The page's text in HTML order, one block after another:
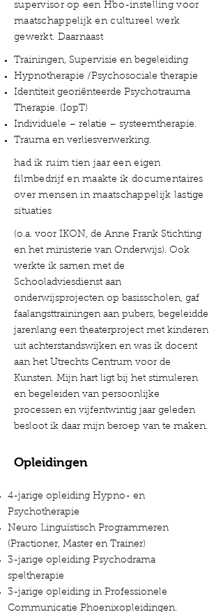
supervisor op een Hbo-instelling voor
maatschappelijk en cultureel werk
gewerkt. Daarnaast
Trainingen, Supervisie en begeleiding
Hypnotherapie /Psychosociale therapie
Identiteit georiënteerde Psychotrauma
Therapie. (IopT)
Individuele – relatie – systeemtherapie.
Trauma en verliesverwerking.
had ik ruim tien jaar een eigen
filmbedrijf en maakte ik documentaires
over mensen in maatschappelijk lastige
situaties
(o.a. voor IKON, de Anne Frank Stichting
en het ministerie van Onderwijs). Ook
werkte ik samen met de
Schooladviesdienst aan
onderwijsprojecten op basisscholen, gaf
faalangsttrainingen aan pubers, begeleidde
jarenlang een theaterproject met kinderen
uit achterstandswijken en was ik docent
aan het Utrechts Centrum voor de
Kunsten. Mijn hart ligt bij het stimuleren
en begeleiden van persoonlijke
processen en vijfentwintig jaar geleden
besloot ik daar mijn beroep van te maken.
Opleidingen
4-jarige opleiding Hypno- en
Psychotherapie
Neuro Linguïstisch Programmeren
(Practioner, Master en Trainer)
3-jarige opleiding Psychodrama
speltherapie
3-jarige opleiding in Professionele
Communicatie Phoenixopleidingen.